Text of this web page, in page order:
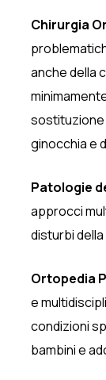
Chirurgia
anche della
sostituzione
ginocchia e
Patologie
approcci
disturbi
Ortopedia
e
condizioni
bambini e